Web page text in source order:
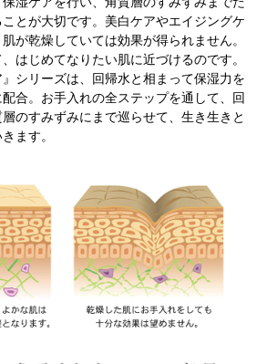
とが大切です。美白ケアやエイジングケ
が乾燥していては効果が得られません。
はじめてなりたい肌に近づけるのです。
』シリーズは、回帰水と相まって保湿力を
合。お手入れの全ステップを通して、回
のすみずみにまで巡らせて、生き生きと
ます。